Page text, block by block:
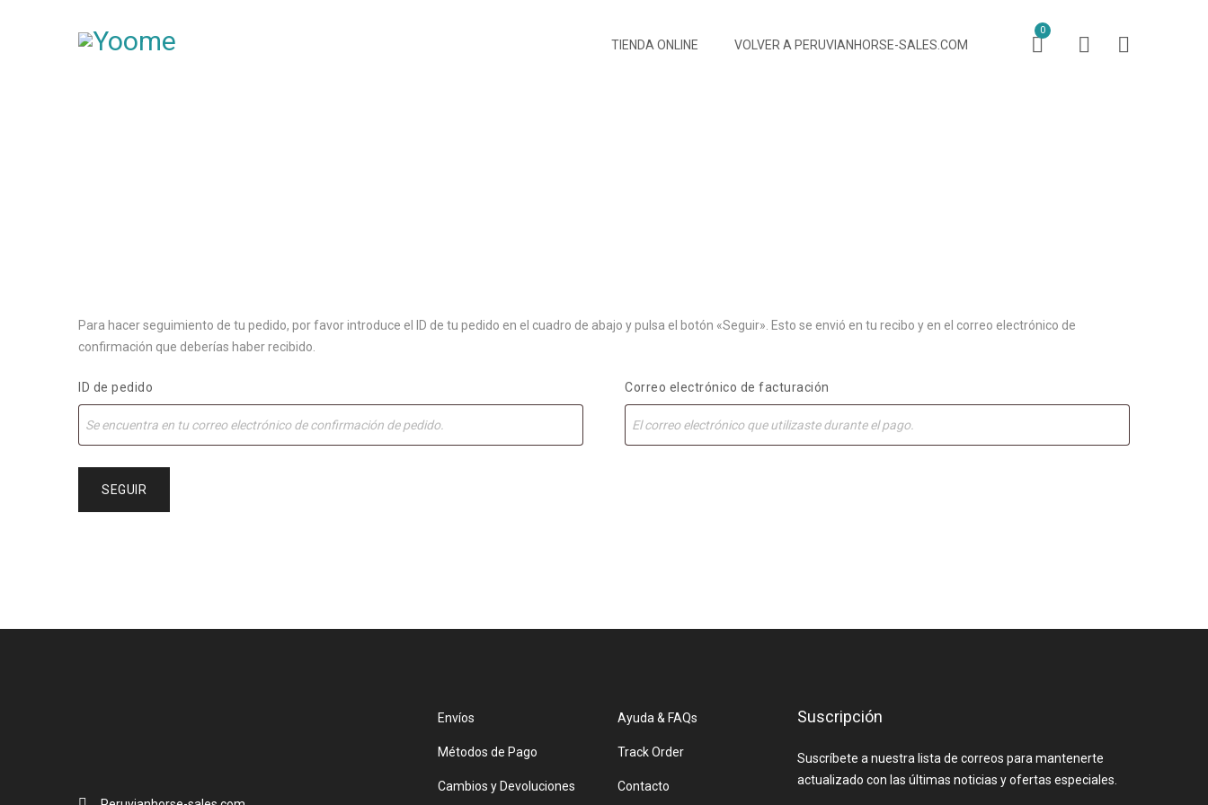
TIENDA ONLINE VOLVER A PERUVIANHORSE-SALES.COM
0
Para hacer seguimiento de tu pedido, por favor introduce el ID de tu pedido en el cuadro de abajo y pulsa el botón «Seguir». Esto se envió en tu recibo y en el correo electrónico de
confirmación que deberías haber recibido.
ID de pedido Correo electrónico de facturación
SEGUIR
Envíos
Métodos de Pago
Cambios y Devoluciones
Ayuda & FAQs
Track Order
Contacto
Suscripción
Suscríbete a nuestra lista de correos para mantenerte
actualizado con las últimas noticias y ofertas especiales.